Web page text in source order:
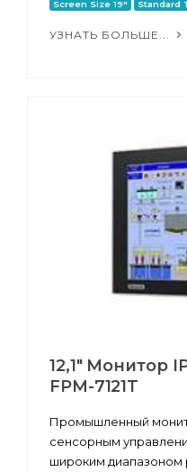
Screen Size 19" Standard
УЗНАТЬ БОЛЬШЕ...
12,1" Монитор
FPM-7121T
Промышленный
сенсорным
широким диапазоном